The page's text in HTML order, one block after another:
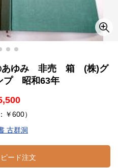
あゆみ 非売 箱 (株)グ
プ 昭和63年
￥600）
古群洞
ード注文